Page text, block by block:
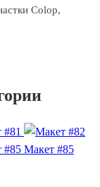
Colop,
#81
Макет #85